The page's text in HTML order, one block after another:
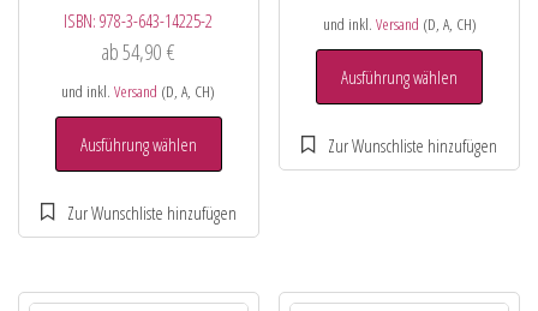
ISBN:978-3-643-14225-2
ab 54,90€
und inkl.Versand (D, A, CH)
Ausführung wählen
und inkl. Versand (D, A, CH)
Ausführung wählen